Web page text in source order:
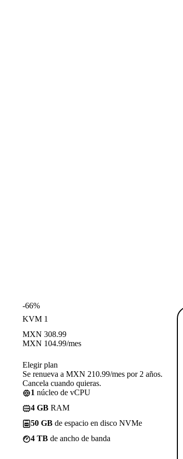
-66%
KVM 1
MXN 308.99
MXN 104.99/mes
Elegir plan
Se renueva a MXN 210.99/mes por 2 años.
Cancela cuando quieras.
1 núcleo de vCPU
4 GB RAM
50 GB de espacio en disco NVMe
4 TB de ancho de banda